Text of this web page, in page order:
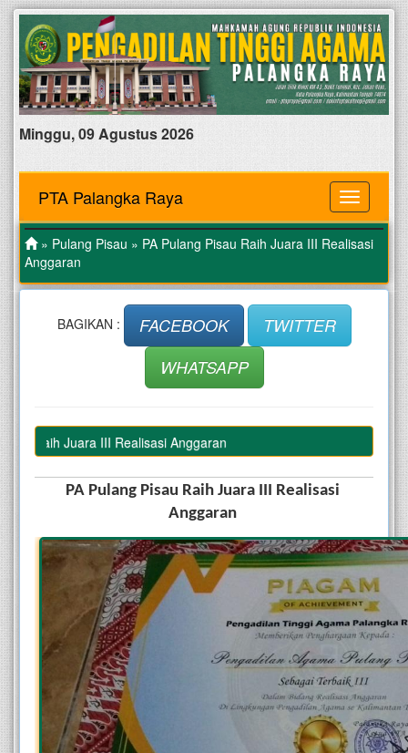
Minggu, 09 Agustus 2026
MENU
PTA Palangka Raya
» Pulang Pisau » PA Pulang Pisau Raih Juara III Realisasi
Anggaran
BAGIKAN : FACEBOOK
TWITTER
WHATSAPP
Juara III Realisasi Anggaran
PA Pulang Pisau Raih Juara III Realisasi
Anggaran